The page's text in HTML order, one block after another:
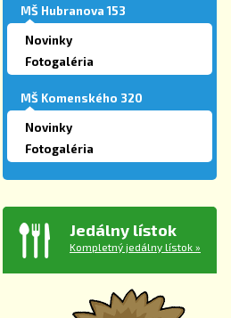
MŠ Hubranova 153
Novinky
Fotogaléria
MŠ Komenského 320
Novinky
Fotogaléria
Jedálny lístok
Kompletný jedálny lístok »